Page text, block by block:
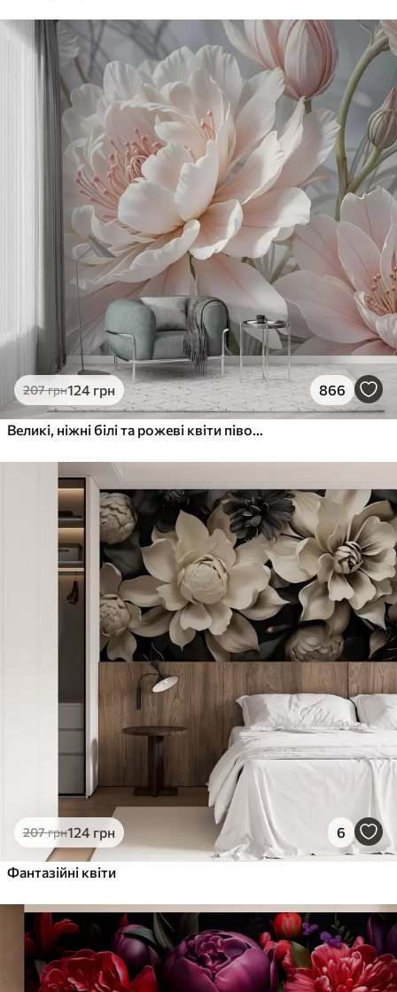
207грн124 грн 866
Великі, ніжні білі та рожеві квіти півонії з м'якими, пухнастими пелюстками на розмитому сірому тлі
207грн124 грн 6
Фантазійні квіти